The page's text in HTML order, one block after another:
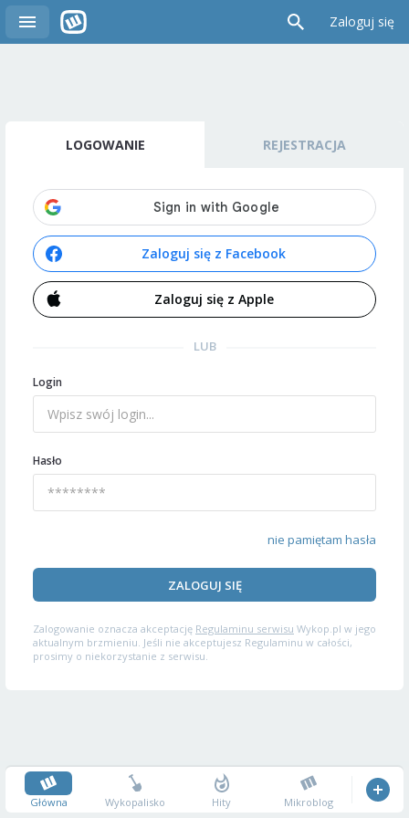
Zaloguj się
LOGOWANIE REJESTRACJA
Zaloguj się z Facebook
Zaloguj się z Apple
LUB
Login
Hasło
nie pamiętam hasła
ZALOGUJ SIĘ
Zalogowanie oznacza akceptację Regulaminu serwisu Wykop.pl w jego
aktualnym brzmieniu. Jeśli nie akceptujesz Regulaminu w całości,
prosimy o niekorzystanie z serwisu.
Główna Wykopalisko Hity Mikroblog